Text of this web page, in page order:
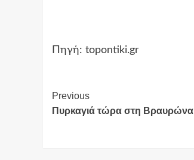
Πηγή: topontiki.gr
Continue
Reading
Previous
Πυρκαγιά τώρα στη Βραυρώνα